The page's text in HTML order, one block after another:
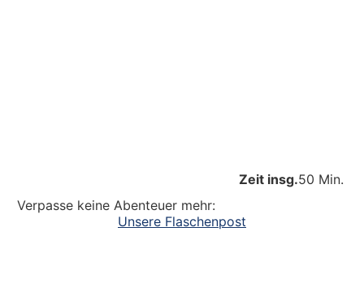
Zeit insg.50 Min.
Verpasse keine Abenteuer mehr:
Unsere Flaschenpost